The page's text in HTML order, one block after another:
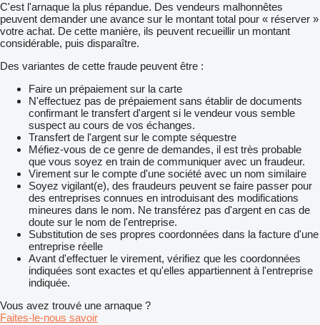
C'est l'arnaque la plus répandue. Des vendeurs malhonnêtes
peuvent demander une avance sur le montant total pour « réserver »
votre achat. De cette manière, ils peuvent recueillir un montant
considérable, puis disparaître.
Des variantes de cette fraude peuvent être :
Faire un prépaiement sur la carte
N'effectuez pas de prépaiement sans établir de documents
confirmant le transfert d'argent si le vendeur vous semble
suspect au cours de vos échanges.
Transfert de l'argent sur le compte séquestre
Méfiez-vous de ce genre de demandes, il est très probable
que vous soyez en train de communiquer avec un fraudeur.
Virement sur le compte d'une société avec un nom similaire
Soyez vigilant(e), des fraudeurs peuvent se faire passer pour
des entreprises connues en introduisant des modifications
mineures dans le nom. Ne transférez pas d'argent en cas de
doute sur le nom de l'entreprise.
Substitution de ses propres coordonnées dans la facture d'une
entreprise réelle
Avant d'effectuer le virement, vérifiez que les coordonnées
indiquées sont exactes et qu'elles appartiennent à l'entreprise
indiquée.
Vous avez trouvé une arnaque ?
Faites-le-nous savoir